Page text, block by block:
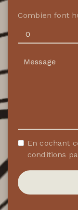
Combien font
En cochant
conditions